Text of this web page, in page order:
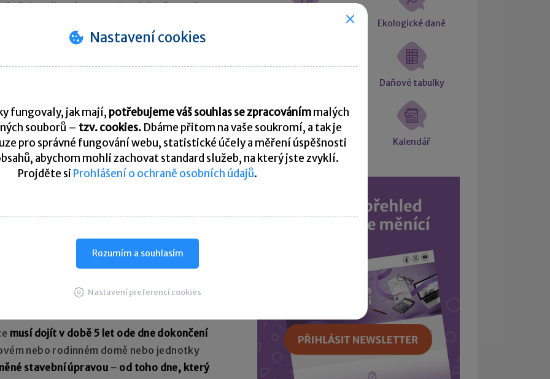
věci podle odstavce 1 je od daně osvobozeno
let ode dne dokončení nebo započetí užívání
domě nebo rodinném domě nebo jednotky
změněné stavební úpravou, a to od toho
jen na nabytí
11. 2019
nemovitých věcí osvobozeno nejen první
nebo užívané jednotce v bytovém
přístavbou nebo stavební úpravou
nebo sloučení stávajících jednotek,
jiný než
stavební úpravy nebytového prostoru.
musí dojít v době 5 let ode dne dokončení
nebo rodinném domě nebo jednotky
stavební úpravou – od toho dne, který
Ekologické daně
Daňové tabulky
Formuláře Kalendář
Nastavení cookies
fungovaly, jak mají, potřebujeme váš souhlas se zpracovánímmalých
souborů – tzv. cookies. Dbáme přitom na vaše soukromí, a tak je
pro správné fungování webu, statistické účely a měření úspěšnosti
abychom mohli zachovat standard služeb, na který jste zvyklí.
Projděte si Prohlášení o ochraně osobních údajů.
Rozumím a souhlasím
Nastavení preferencí cookies